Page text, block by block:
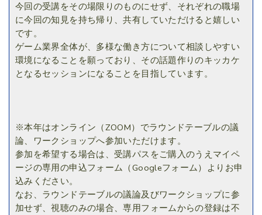
今回の受講をその場限りのものにせず、それぞれの職場
に今回の知見を持ち帰り、共有していただけると嬉しい
です。
ゲーム業界全体が、多様な働き方について相談しやすい
環境になることを願っており、その話題作りのキッカケ
となるセッションになることを目指しています。
※本年はオンライン（ZOOM）でラウンドテーブルの議
論、ワークショップへ参加いただけます。
参加を希望する場合は、受講パスをご購入のうえマイペ
ージの専用の申込フォーム（Googleフォーム）よりお申
込みください。
なお、ラウンドテーブルの議論及びワークショップに参
加せず、視聴のみの場合、専用フォームからの登録は不